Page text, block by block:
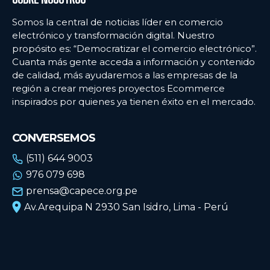
Somos la central de noticias líder en comercio
electrónico y transformación digital. Nuestro
propósito es: “Democratizar el comercio electrónico”.
Cuanta más gente acceda a información y contenido
de calidad, más ayudaremos a las empresas de la
región a crear mejores proyectos Ecommerce
inspirados por quienes ya tienen éxito en el mercado.
CONVERSEMOS
(511) 644 9003
976 079 698
prensa@capece.org.pe
Av.Arequipa N 2930 San Isidro, Lima - Perú